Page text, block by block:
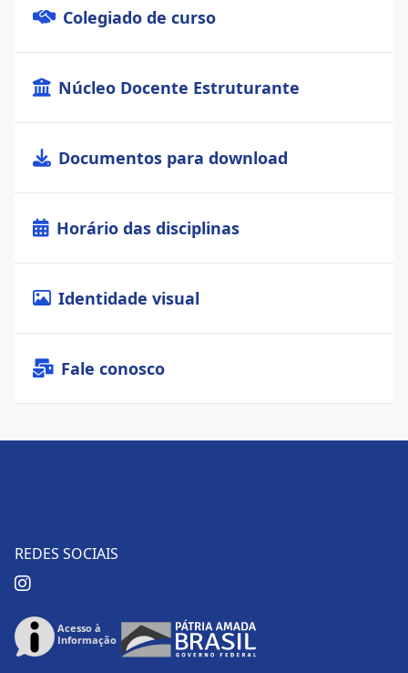
Colegiado de curso
Núcleo Docente Estruturante
Documentos para download
Horário das disciplinas
Identidade visual
Fale conosco
REDES SOCIAIS